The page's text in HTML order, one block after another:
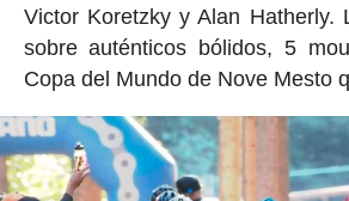
Victor Koretzky y Alan Hatherly.
sobre auténticos bólidos, 5
Copa del Mundo de Nove Mesto